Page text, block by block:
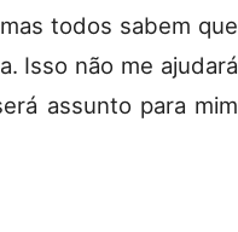
todos sabem que
Isso não me ajudará
assunto para mim